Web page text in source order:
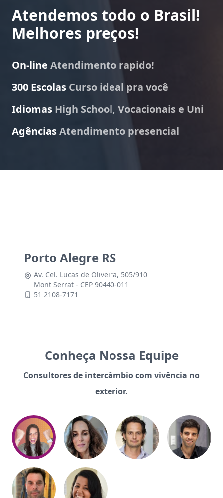
Atendemos todo o Brasil!
Melhores preços!
On-line Atendimento rapido!
300 Escolas Curso ideal pra você
Idiomas High School, Vocacionais e Uni
AgênciasAtendimento presencial
Porto Alegre RS
Av. Cel. Lucas de Oliveira, 505/910
Mont Serrat - CEP 90440-011
51 2108-7171
Conheça Nossa Equipe
Consultores de intercâmbio com vivência no
exterior.